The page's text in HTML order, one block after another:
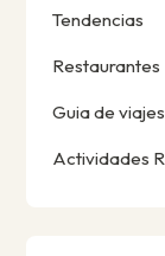
Tendencias
Restaurantes
Guia de viajes
Actividades